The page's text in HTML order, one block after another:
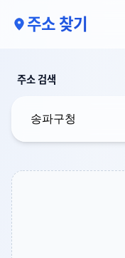
주소 찾기
주소 검색